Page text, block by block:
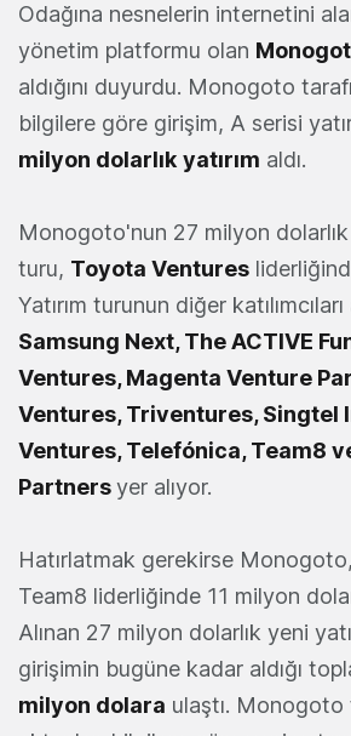
Odağına nesnelerin internetini
yönetim platformu olan
aldığını duyurdu. Monogoto
bilgilere göre girişim, A serisi
milyon dolarlık yatırım aldı.
Monogoto'nun 27 milyon dolarlık
turu, Toyota Ventures
Yatırım turunun diğer
Samsung Next, The ACTIVE
Ventures, Magenta Venture
Ventures, Triventures, Singtel
Ventures, Telefónica, Team8
Partnersyer alıyor.
Hatırlatmak gerekirse Monogoto,
Team8 liderliğinde 11 milyon dolar
Alınan 27 milyon dolarlık yeni
girişimin bugüne kadar aldığı
milyon dolara ulaştı. Monogoto